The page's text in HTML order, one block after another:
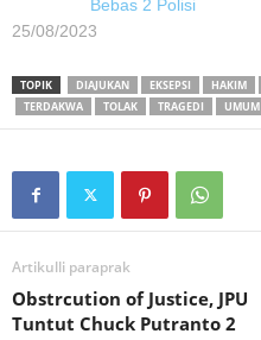
Bebas 2 Polisi
25/08/2023
TOPIK DIAJUKAN EKSEPSI HAKIM
TERDAKWA
TOLAK TRAGEDI UMUM
Artikulli paraprak
Obstrcution of Justice, JPU
Tuntut Chuck Putranto 2